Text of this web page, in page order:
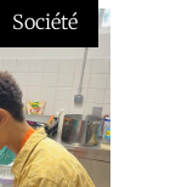
Société